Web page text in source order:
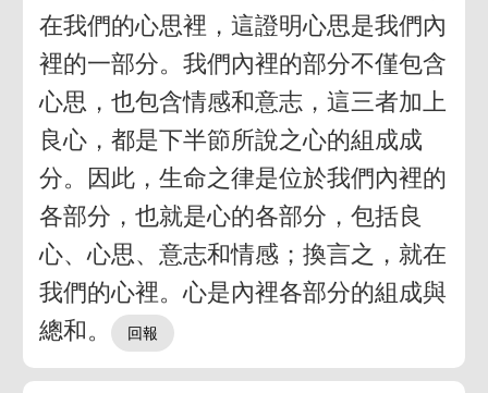
在我們的心思裡，這證明心思是我們內
裡的一部分。我們內裡的部分不僅包含
心思，也包含情感和意志，這三者加上
良心，都是下半節所說之心的組成成
分。因此，生命之律是位於我們內裡的
各部分，也就是心的各部分，包括良
心、心思、意志和情感；換言之，就在
我們的心裡。心是內裡各部分的組成與
總和。